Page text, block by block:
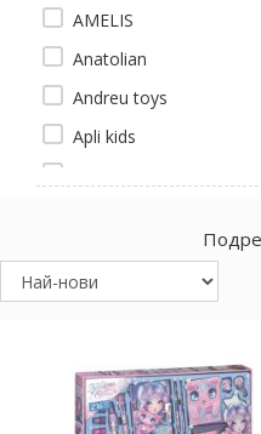
AMELIS
Anatolian
Andreu toys
Apli kids
BABY-MERC
BanBao
BATTAT